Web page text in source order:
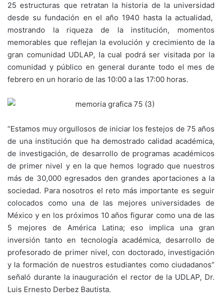
25 estructuras que retratan la historia de la universidad
desde su fundación en el año 1940 hasta la actualidad,
mostrando la riqueza de la institución, momentos
memorables que reflejan la evolución y crecimiento de la
gran comunidad UDLAP, la cual podrá ser visitada por la
comunidad y público en general durante todo el mes de
febrero en un horario de las 10:00 a las 17:00 horas.
“Estamos muy orgullosos de iniciar los festejos de 75 años
de una institución que ha demostrado calidad académica,
de investigación, de desarrollo de programas académicos
de primer nivel y en la que hemos logrado que nuestros
más de 30,000 egresados den grandes aportaciones a la
sociedad. Para nosotros el reto más importante es seguir
colocados como una de las mejores universidades de
México y en los próximos 10 años figurar como una de las
5 mejores de América Latina; eso implica una gran
inversión tanto en tecnología académica, desarrollo de
profesorado de primer nivel, con doctorado, investigación
y la formación de nuestros estudiantes como ciudadanos”
señaló durante la inauguración el rector de la UDLAP, Dr.
Luis Ernesto Derbez Bautista.